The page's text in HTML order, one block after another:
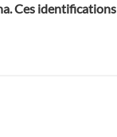
Ces identifications